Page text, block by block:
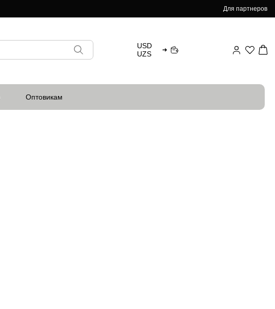
Для партнеров
USD
UZS
➜
Оптовикам